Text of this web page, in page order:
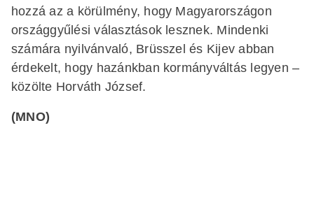
hozzá az a körülmény, hogy Magyarországon
országgyűlési választások lesznek. Mindenki
számára nyilvánvaló, Brüsszel és Kijev abban
érdekelt, hogy hazánkban kormányváltás legyen –
közölte Horváth József.
(MNO)